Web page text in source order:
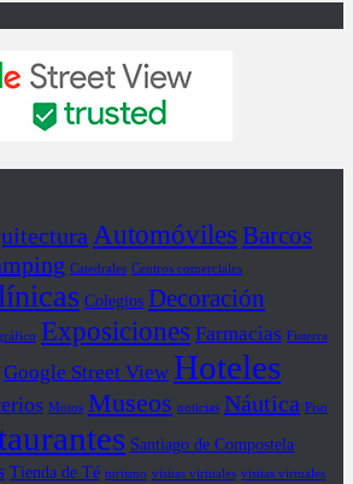
Automóviles Barcos
Catedrales Centros comerciales
Colegios Decoración
Exposiciones Farmacias Fisterra
Google Street View Hoteles
Motos Museos noticias Náutica Piso
Santiago de Compostela
Tienda de Té turismo visitas virtuales visitas virtuales